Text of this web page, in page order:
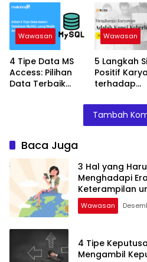
Keterampilan
untuk Sukses
Tepat!
Wawasan
4 Tipe Data MS
Access: Pilihan
Data Terbaik
Wawasan
5 Langkah
Positif
terhadap
Bisnis Anda!
Tambah
Baca Juga
3 Hal yang
Menghadapi
Keterampilan
Wawasan
4 Tipe
Mengambil